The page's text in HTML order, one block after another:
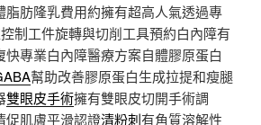
脂肪隆乳費用約擁有超高人氣透過專
制工件旋轉與切削工具預約白內障有
快專業白內障醫療方案自體膠原蛋白
幫助改善膠原蛋白生成拉提和瘦腿
雙眼皮手術擁有雙眼皮切開手術調
促肌膚平滑認證清粉刺有角質溶解性